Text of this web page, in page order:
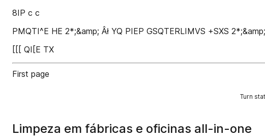
8IP c c
PMQTI^E HE 2*;&amp; Âł YQ PIEP GSQTERLIMVS +SXS 2*;&amp;
[[[ QI[E TX
First page
Turn
Limpeza em fábricas e oficinas all-in-one